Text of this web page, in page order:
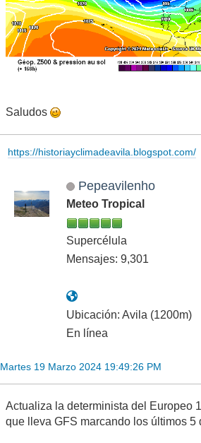
Saludos
https://historiayclimadeavila.blogspot.com/
Pepeavilenho
Meteo Tropical
Supercélula
Mensajes: 9,301
Ubicación: Avila (1200m)
En línea
Martes 19 Marzo 2024 19:49:26 PM
Actualiza la determinista del Europeo
que lleva GFS marcando los últimos 5